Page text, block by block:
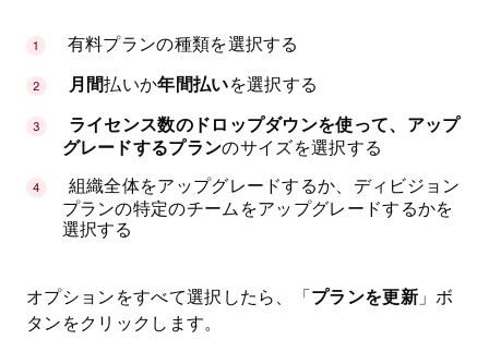
有料プランの種類を選択する
月間払いか年間払いを選択する
ライセンス数のドロップダウンを使って、アップ
グレードするプランのサイズを選択する
組織全体をアップグレードするか、ディビジョン
プランの特定のチームをアップグレードするかを
選択する
オプションをすべて選択したら、「プランを更新 」ボ
タンをクリックします。